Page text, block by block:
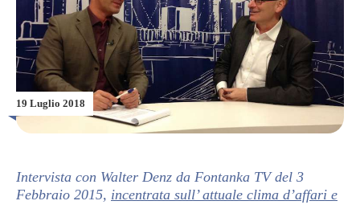
19 Luglio 2018
Intervista con Walter Denz da Fontanka TV del 3
Febbraio 2015, incentrata sull’ attuale clima d’affari e